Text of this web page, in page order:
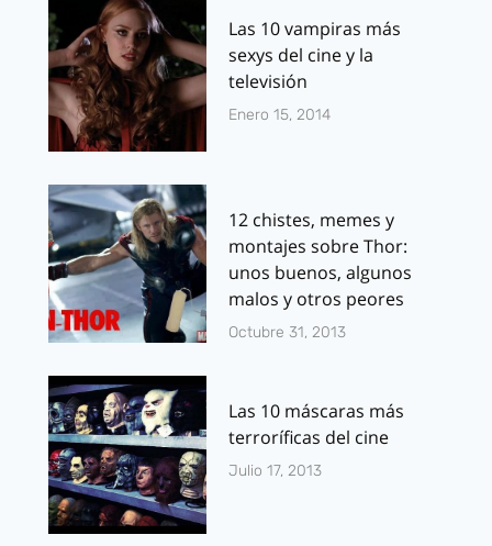
Las 10 vampiras más
sexys del cine y la
televisión
Enero 15, 2014
12 chistes, memes y
montajes sobre Thor:
unos buenos, algunos
malos y otros peores
Octubre 31, 2013
Las 10 máscaras más
terroríficas del cine
Julio 17, 2013